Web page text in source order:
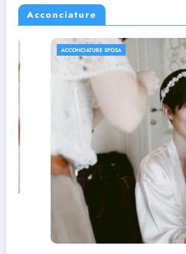
Acconciature
ACCONCIATURE SPOSA